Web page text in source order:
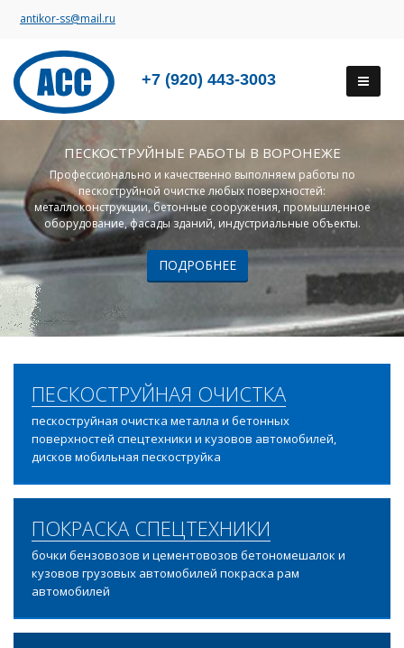
antikor-ss@mail.ru
+7 (920) 443-3003
ПЕСКОСТРУЙНЫЕ РАБОТЫ В ВОРОНЕЖЕ
Профессионально и качественно выполняем работы по
пескоструйной очистке любых поверхностей:
металлоконструкции, бетонные сооружения, промышленное
оборудование, фасады зданий, индустриальные объекты.
ПОДРОБНЕЕ
ПЕСКОСТРУЙНАЯ ОЧИСТКА
пескоструйная очистка металла и бетонных
поверхностей спецтехники и кузовов автомобилей,
дисков мобильная пескоструйка
ПОКРАСКА СПЕЦТЕХНИКИ
бочки бензовозов и цементовозов бетономешалок и
кузовов грузовых автомобилей покраска рам
автомобилей